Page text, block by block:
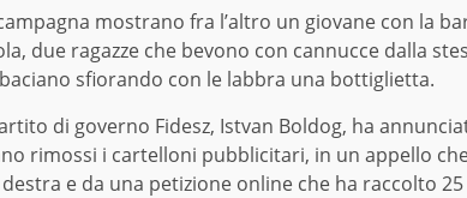
mostrano fra l’altro un giovane con la
due ragazze che bevono con cannucce dalla
sfiorando con le labbra una bottiglietta.
di governo Fidesz, Istvan Boldog, ha
rimossi i cartelloni pubblicitari, in un appello
e da una petizione online che ha raccolto